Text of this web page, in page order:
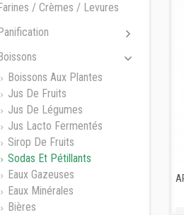
/ Crèmes / Levures
Boissons Aux Plantes
Jus De Fruits
Jus De Légumes
Jus Lacto Fermentés
Sirop De Fruits
Sodas Et Pétillants
Eaux Gazeuses
Eaux Minérales
Bières